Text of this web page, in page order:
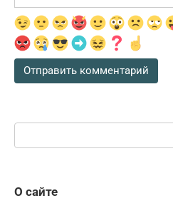
Поиск:
О сайте